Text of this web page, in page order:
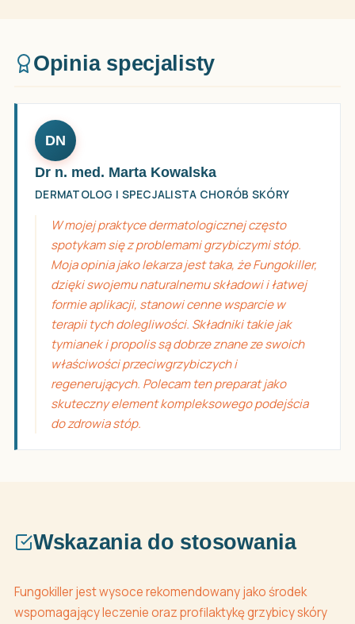
Opinia specjalisty
DN
Dr n. med. Marta Kowalska
DERMATOLOG I SPECJALISTA CHORÓB SKÓRY
W mojej praktyce dermatologicznej często
spotykam się z problemami grzybiczymi stóp.
Moja opinia jako lekarza jest taka, że Fungokiller,
dzięki swojemu naturalnemu składowi i łatwej
formie aplikacji, stanowi cenne wsparcie w
terapii tych dolegliwości. Składniki takie jak
tymianek i propolis są dobrze znane ze swoich
właściwości przeciwgrzybiczych i
regenerujących. Polecam ten preparat jako
skuteczny element kompleksowego podejścia
do zdrowia stóp.
Wskazania do stosowania
Fungokiller jest wysoce rekomendowany jako środek
wspomagający leczenie oraz profilaktykę grzybicy skóry